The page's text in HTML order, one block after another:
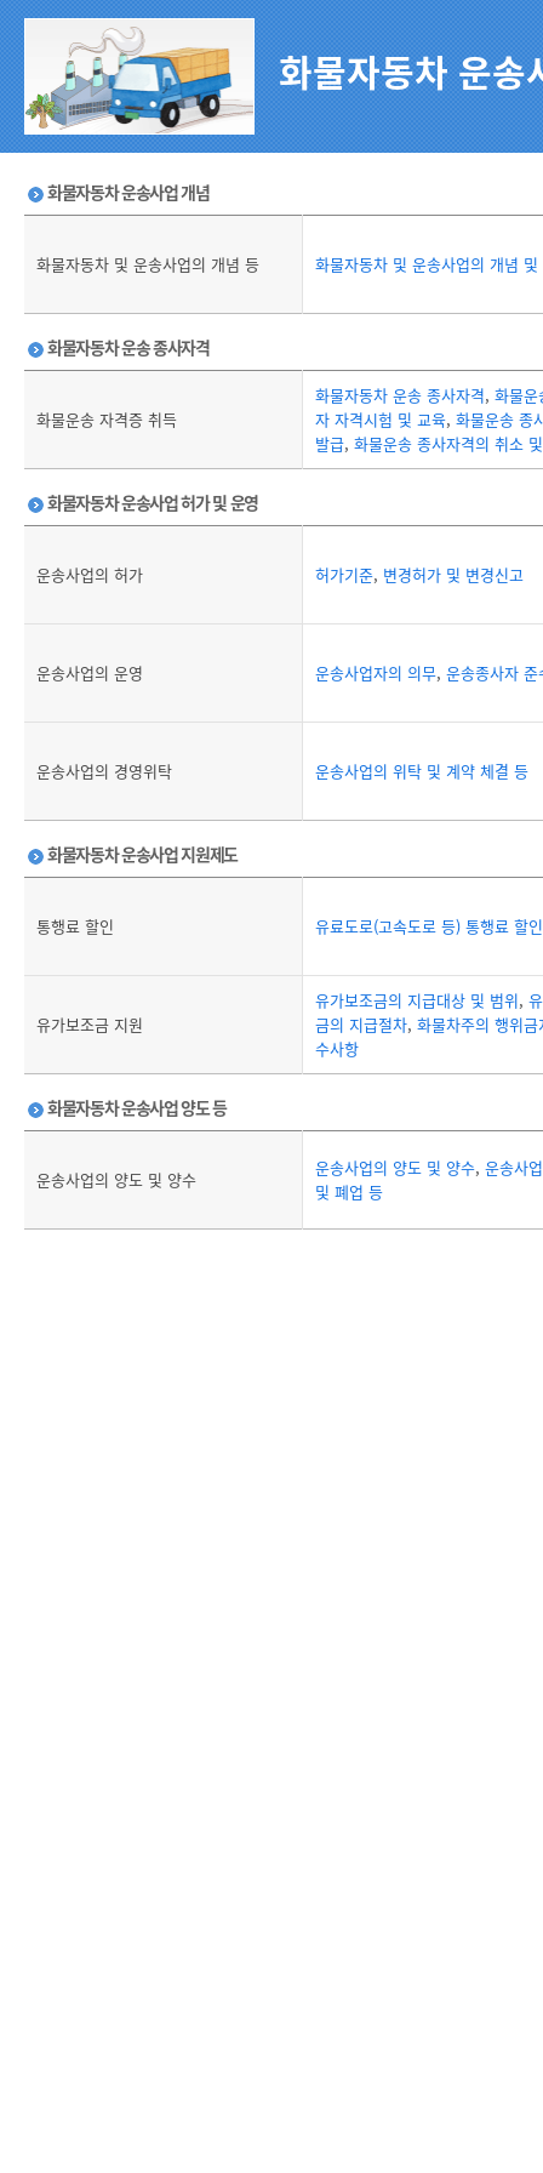
화물자동차 운송
화물자동차 운송사업 개념
화물자동차 및 운송사업의 개념 등 화물자동차 및 운송사업의 개념 및
화물자동차 운송 종사자격
화물운송 자격증 취득
화물자동차 운송 종사자격, 화물운
자 자격시험 및 교육, 화물운송 종
발급, 화물운송 종사자격의 취소
화물자동차 운송사업 허가 및 운영
운송사업의 허가 허가기준, 변경허가 및 변경신고
운송사업의 운영 운송사업자의 의무, 운송종사자 준
운송사업의 경영위탁 운송사업의 위탁 및 계약 체결 등
화물자동차 운송사업 지원제도
통행료 할인 유료도로(고속도로 등) 통행료 할인
유가보조금 지원
유가보조금의 지급대상 및 범위,
금의 지급절차, 화물차주의 행위
수사항
화물자동차 운송사업 양도 등
운송사업의 양도 및 양수
운송사업의 양도 및 양수, 운송사
및 폐업 등